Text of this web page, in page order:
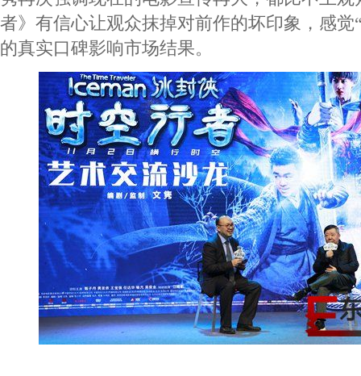
者》有信心让观众抹掉对前作的坏印象，感觉
的真实口碑影响市场结果。